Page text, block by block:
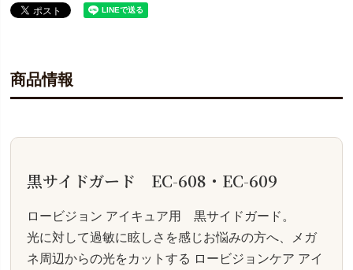
商品情報
黒サイドガード EC-608・EC-609
ロービジョン アイキュア用 黒サイドガード。
光に対して過敏に眩しさを感じお悩みの方へ、メガ
ネ周辺からの光をカットする ロービジョンケア アイ